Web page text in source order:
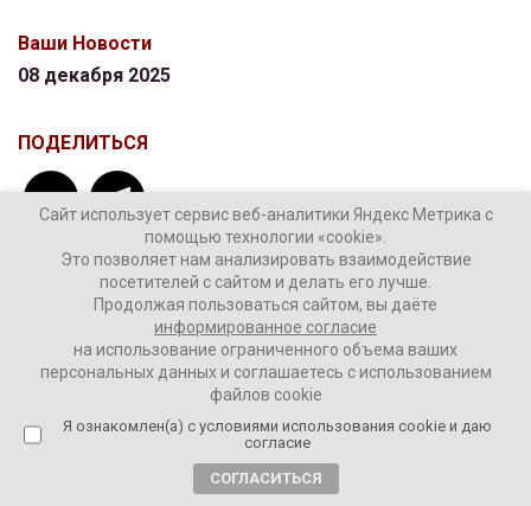
Ваши Новости
08 декабря 2025
ПОДЕЛИТЬСЯ
МАХ мессенджер МАХ сбой
Комментировать
Сайт использует сервис веб-аналитики Яндекс Метрика с
помощью технологии «cookie».
Это позволяет нам анализировать взаимодействие
посетителей с сайтом и делать его лучше.
Продолжая пользоваться сайтом, вы даёте
информированное согласие
на использование ограниченного объема ваших
персональных данных и соглашаетесь с использованием
файлов cookie
Я ознакомлен(а) с условиями использования cookie и даю
согласие
СОГЛАСИТЬСЯ